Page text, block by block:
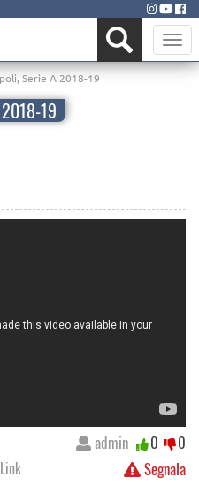
Toggle
Serie A 2018-19
2018-19
Segnala
admin 0 0